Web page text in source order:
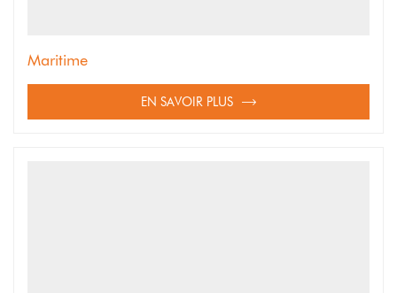
Maritime
EN SAVOIR PLUS